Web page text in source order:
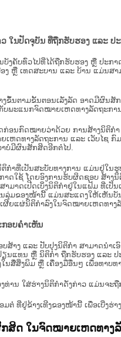
ໃນປັດຈຸບັນ ທີ່ຖືກ​ຮັບ​ຮອງ ແລະ ປ
ງຄັບທົ່ວໄປທີ່ໄດ້ຖືກ​ຮັບ​ຮອງ ຫຼື ປະກ
ຫຼື ເທດ​ສະ​ບານ ແລະ ບ້ານ ແມ່ນສາ
ຂຶ້ນຕາມຂັ້ນຕອນເລັ່ງລັດ ອາດມີຜົນສັ
ບ​ພະແນກຈົດ​ໝາຍ​ເຫດ​ທາງ​ລັດ​ຖະ​ກ
ນ​ກົດ​ໝາຍ​ວ່າ​ດ້ວຍ​ ການ​ສ້າງ​ນິ​ຕິ​ກຳ
ຫດ​ທາງ​ລັດ​ຖະ​ການ ແລະ ເວັບໄຊ​
າບໍ່​ມີ​ຜົນ​ສັກ​ສິດ​ອີກ​ຕໍ່​ໄປ.
ຳທີ່ເປັນສະບັບທາງການ ແມ່ນຢູ່ໃນຮູບ
ດໃຊ້ ໂດຍອົງການຮັບຜິດຊອບ ສ້າງນິ
ມາດເປີດເບິ່ງນິຕິກຳຢູ່ໃນແຟ້ມ ທີ່ເປັ
ມຂອງໜ້ານີ້ ແມ່ນສະແດງໃຫ້ເຫັນບັ
ຜີຍແຜ່ນິຕິກຳລົງໃນຈົດໝາຍເຫດທາງ
ອບຄຳເຫັນ
າງ ແລະ ປັບປຸງນິຕິກຳ ສາມາດນຳເ
ນແທນ ຫຼື ນິຕິກໍາ ຖືກຮັບຮອງ ແລະ ປ
ນສື່ສິ່ງພິມ ຫຼື ເຄື່ອງມືອື່ນໆ ເພື່ອທາບທ
ານ ໃສ່ຮ່າງນິຕິກຳດັ່ງກ່າວ ແມ່ນຈະຖື
ຕໍ່ ທີ່ຢູ່ຂ້າງເທີງຂອງໜ້ານີ້ ເພື່ອເບີ່ງຮ່
ສິດ ໃນຈົດໝາຍເຫດທາງ